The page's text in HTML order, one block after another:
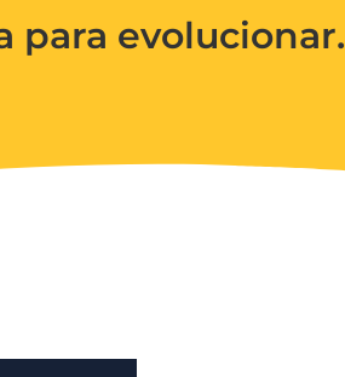
para evolucionar.